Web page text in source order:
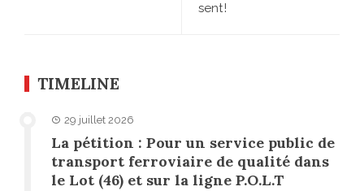
sent !
TIMELINE
29 juillet 2026
La pétition : Pour un service public de
transport ferroviaire de qualité dans
le Lot (46) et sur la ligne P.O.L.T